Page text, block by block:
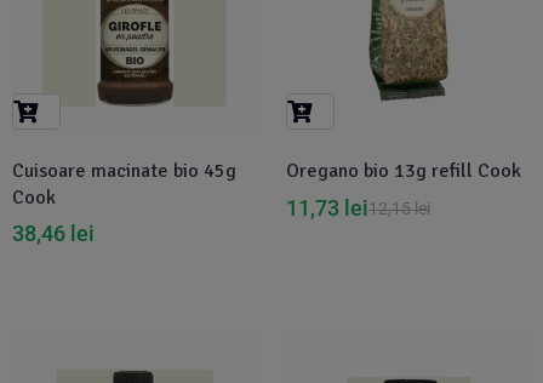
Cuisoare macinate bio 45g
Cook
38,46 lei
Oregano bio 13g refill Cook
12,15lei
11,73 lei